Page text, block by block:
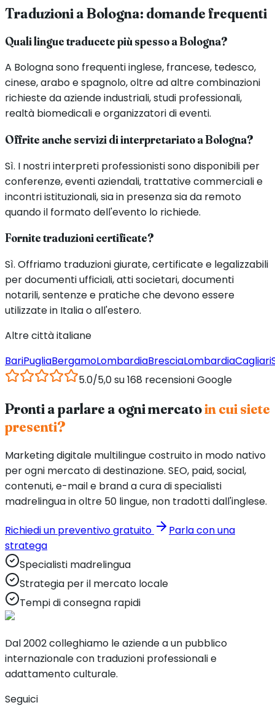
Traduzioni aBologna: domande frequenti
Quali lingue traducete più spesso a Bologna?
A Bologna sono frequenti inglese, francese, tedesco,
cinese, arabo e spagnolo, oltre ad altre combinazioni
richieste da aziende industriali, studi professionali,
realtà biomedicali e organizzatori di eventi.
Offrite anche servizi di interpretariato a Bologna?
Sì. I nostri interpreti professionisti sono disponibili per
conferenze, eventi aziendali, trattative commerciali e
incontri istituzionali, sia in presenza sia da remoto
quando il formato dell'evento lo richiede.
Fornite traduzioni certificate?
Sì. Offriamo traduzioni giurate, certificate e legalizzabili
per documenti ufficiali, atti societari, documenti
notarili, sentenze e pratiche che devono essere
utilizzate in Italia o all'estero.
Altre città italiane
BariPugliaBergamoLombardiaBresciaLombardiaCagliari
5.0/5,0 su 168 recensioni Google
Pronti a parlare a ogni mercatoin cui siete
presenti?
Marketing digitale multilingue costruito in modo nativo
per ogni mercato di destinazione. SEO, paid, social,
contenuti, e-mail e brand a cura di specialisti
madrelingua in oltre 50 lingue, non tradotti dall'inglese.
Richiedi un preventivo gratuito
Parla con una
stratega
Specialisti madrelingua
Strategia per il mercato locale
Tempi di consegna rapidi
Dal 2002 colleghiamo le aziende a un pubblico
internazionale con traduzioni professionali e
adattamento culturale.
Seguici